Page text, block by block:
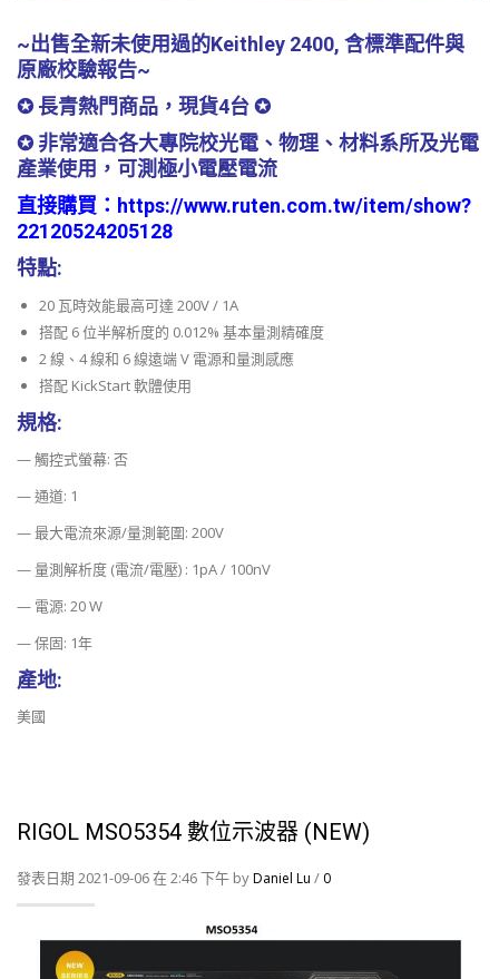
~出售全新未使用過的Keithley 2400, 含標準配件與
原廠校驗報告~
✪ 長青熱門商品，現貨4台 ✪
✪ 非常適合各大專院校光電、物理、材料系所及光電
產業使用，可測極小電壓電流
直接購買： https://www.ruten.com.tw/item/show?
22120524205128
特點:
20 瓦時效能最高可達 200V / 1A
搭配 6 位半解析度的 0.012% 基本量測精確度
2 線、4 線和 6 線遠端 V 電源和量測感應
搭配 KickStart 軟體使用
規格:
— 觸控式螢幕: 否
— 通道: 1
— 最大電流來源/量測範圍: 200V
— 量測解析度 (電流/電壓) : 1pA / 100nV
— 電源: 20 W
— 保固: 1年
產地:
美國
RIGOL MSO5354 數位示波器 (NEW)
發表日期 2021-09-06 在 2:46 下午 byDaniel Lu / 0